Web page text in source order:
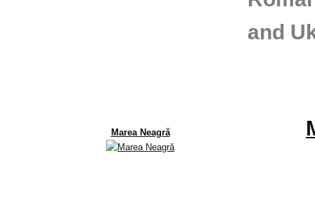
and
Marea Neagră